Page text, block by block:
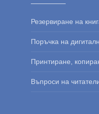
Резервиране на
Поръчка на
Принтиране,
Въпроси на